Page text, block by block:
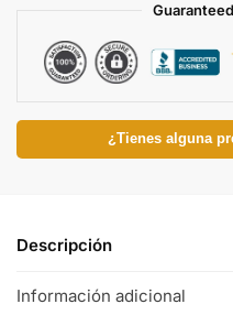
¿Tienes alguna
Descripción
Información adicional